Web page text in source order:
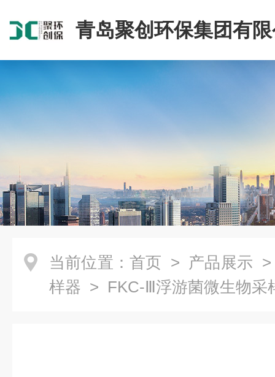
青岛聚创环保集团有
当前位置： 首页 > 产品展示
样器 > FKC-Ⅲ浮游菌微生物采